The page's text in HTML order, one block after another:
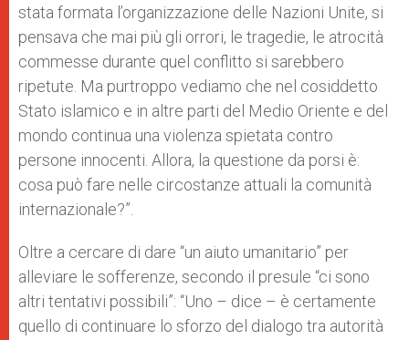
stata formata l’organizzazione delle Nazioni Unite, si
pensava che mai più gli orrori, le tragedie, le atrocità
commesse durante quel conflitto si sarebbero
ripetute. Ma purtroppo vediamo che nel cosiddetto
Stato islamico e in altre parti del Medio Oriente e del
mondo continua una violenza spietata contro
persone innocenti. Allora, la questione da porsi è:
cosa può fare nelle circostanze attuali la comunità
internazionale?”.
Oltre a cercare di dare “un aiuto umanitario” per
alleviare le sofferenze, secondo il presule “ci sono
altri tentativi possibili”: “Uno – dice – è certamente
quello di continuare lo sforzo del dialogo tra autorità